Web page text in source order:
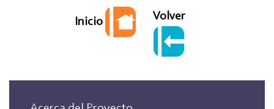
Inicio Volver